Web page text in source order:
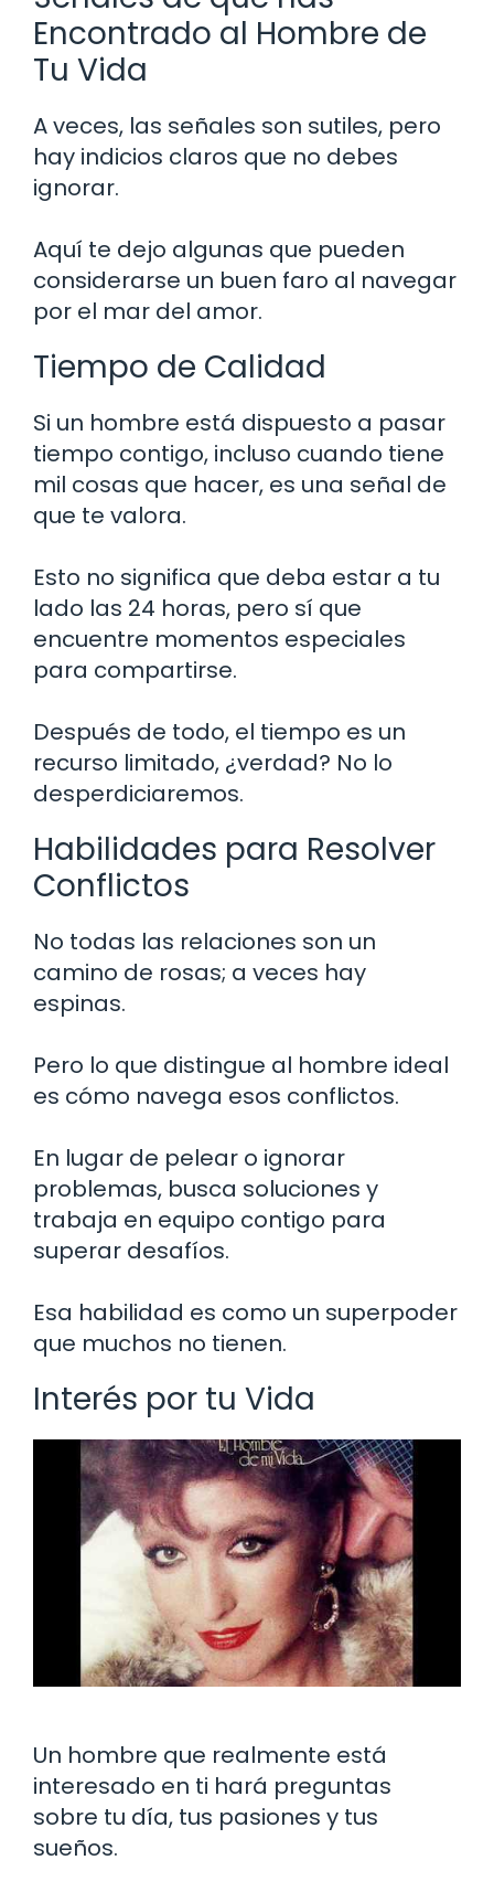
Encontrado al Hombre de
Tu Vida
A veces, las señales son sutiles, pero
hay indicios claros que no debes
ignorar.
Aquí te dejo algunas que pueden
considerarse un buen faro al navegar
por el mar del amor.
Tiempo de Calidad
Si un hombre está dispuesto a pasar
tiempo contigo, incluso cuando tiene
mil cosas que hacer, es una señal de
que te valora.
Esto no significa que deba estar a tu
lado las 24 horas, pero sí que
encuentre momentos especiales
para compartirse.
Después de todo, el tiempo es un
recurso limitado, ¿verdad? No lo
desperdiciaremos.
Habilidades para Resolver
Conflictos
No todas las relaciones son un
camino de rosas; a veces hay
espinas.
Pero lo que distingue al hombre ideal
es cómo navega esos conflictos.
En lugar de pelear o ignorar
problemas, busca soluciones y
trabaja en equipo contigo para
superar desafíos.
Esa habilidad es como un superpoder
que muchos no tienen.
Interés por tu Vida
Un hombre que realmente está
interesado en ti hará preguntas
sobre tu día, tus pasiones y tus
sueños.